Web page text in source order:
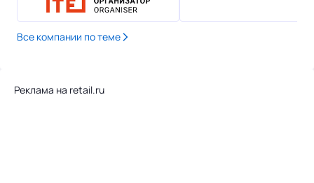
Все компании по теме
Реклама на retail.ru